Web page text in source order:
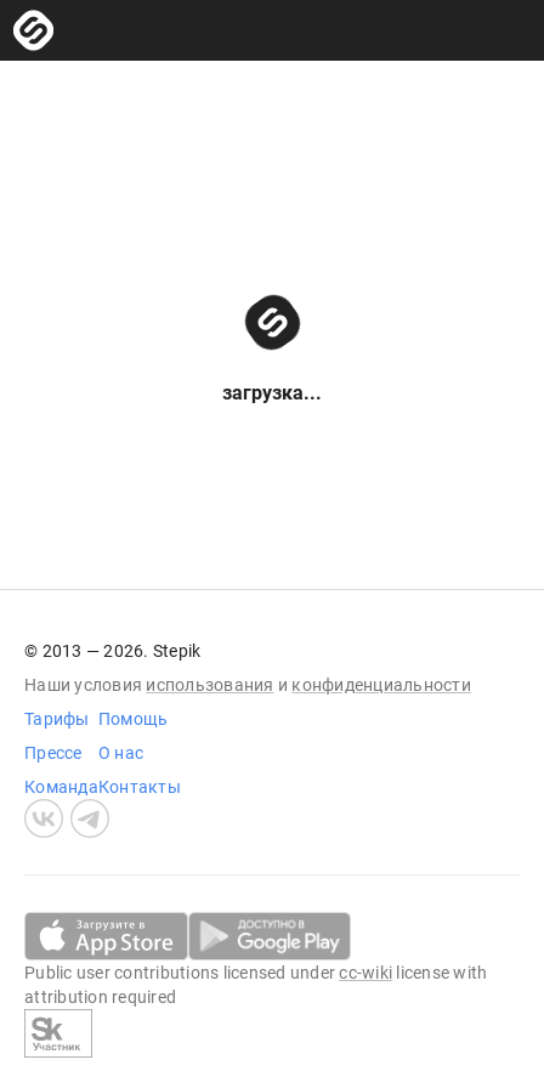
загрузка...
© 2013 — 2026. Stepik
Наши условия использования и конфиденциальности
Тарифы
Прессе
Команда
Помощь
О нас
Контакты
Public user contributions licensed undercc-wiki license with
attribution required